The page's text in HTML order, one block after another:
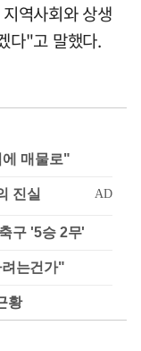
역사회와 상생
다"고 말했다.
에 매물로"
구 '5승 2무'
는건가"
황